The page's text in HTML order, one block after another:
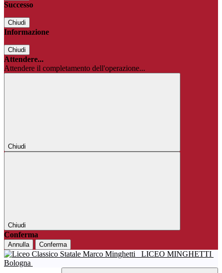
Successo
Chiudi
Informazione
Chiudi
Attendere...
Attendere il completamento dell'operazione...
Chiudi
Chiudi
Conferma
Annulla Conferma
LICEO MINGHETTI
Bologna